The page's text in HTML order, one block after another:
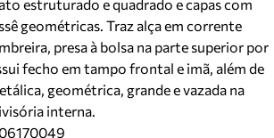
estruturado e quadrado e capas com
geométricas. Traz alça em corrente
presa à bolsa na parte superior por
fecho em tampo frontal e imã, além de
geométrica, grande e vazada na
interna.